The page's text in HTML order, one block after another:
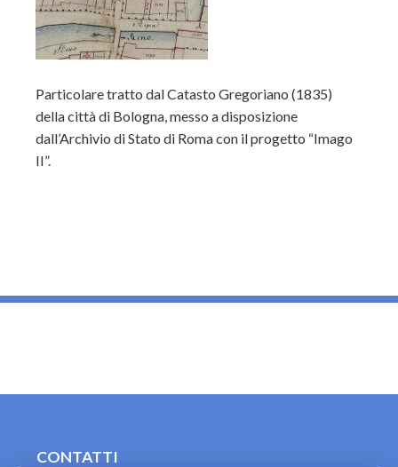
Particolare tratto dal Catasto Gregoriano (1835)
della città di Bologna, messo a disposizione
dall’Archivio di Stato di Roma con il progetto “Imago
II”.
CONTATTI